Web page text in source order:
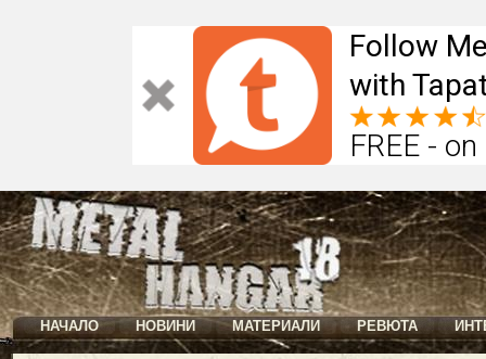
Follow
with
FREE -
НАЧАЛО НОВИНИ МАТЕРИАЛИ РЕВЮТА